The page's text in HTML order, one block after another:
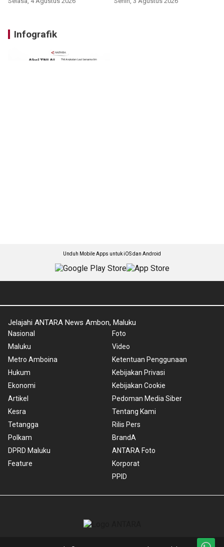
Infografik
Unduh Mobile Apps untuk iOS dan Android
Jelajahi ANTARA News Ambon, Maluku
Nasional
Maluku
Metro Amboina
Hukum
Ekonomi
Artikel
Kesra
Tetangga
Polkam
DPRD Maluku
Feature
Foto
Video
Ketentuan Penggunaan
Kebijakan Privasi
Kebijakan Cookie
Pedoman Media Siber
Tentang Kami
Rilis Pers
BrandA
ANTARA Foto
Korporat
PPID